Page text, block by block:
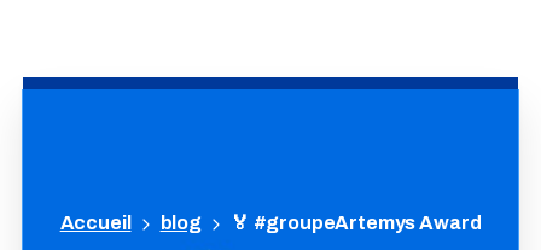
blog 🏅 #groupeArtemys Award